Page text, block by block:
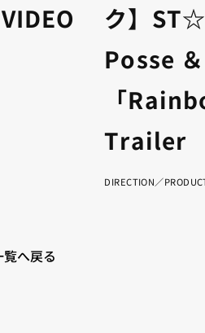
ク】
Posse
「
Trailer
DIRECTION／
へ戻る